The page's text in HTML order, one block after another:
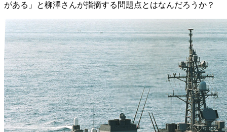
がある」と柳澤さんが指摘する問題点とはなんだろうか？